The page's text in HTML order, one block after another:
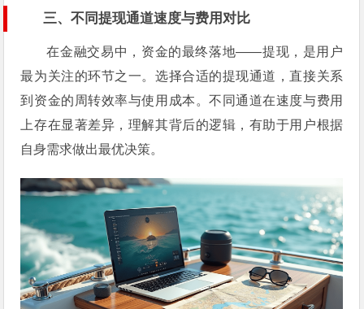
三、不同提现通道速度与费用对比
在金融交易中，资金的最终落地——提现，是用户
最为关注的环节之一。选择合适的提现通道，直接关系
到资金的周转效率与使用成本。不同通道在速度与费用
上存在显著差异，理解其背后的逻辑，有助于用户根据
自身需求做出最优决策。